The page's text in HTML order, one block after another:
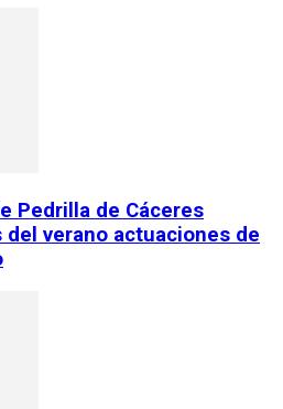
Pedrilla de Cáceres
verano actuaciones de